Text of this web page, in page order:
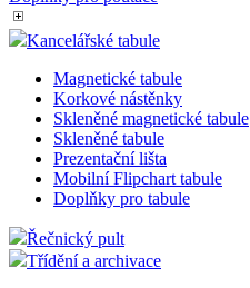
Kancelářské tabule
Magnetické tabule
Korkové nástěnky
Skleněné magnetické tabule
Skleněné tabule
Prezentační lišta
Mobilní Flipchart tabule
Doplňky pro tabule
Řečnický pult
Třídění a archivace